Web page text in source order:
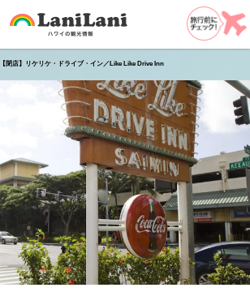
【閉店】リケリケ・ドライブ・イン／Like Like Drive Inn